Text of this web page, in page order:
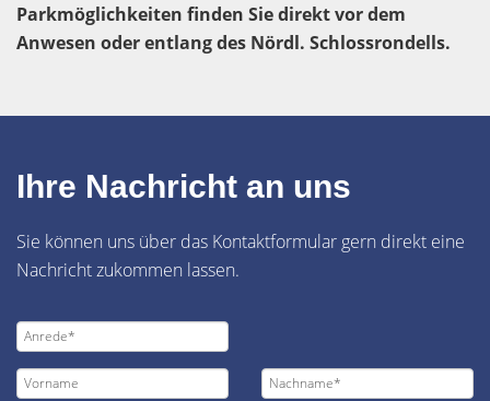
Parkmöglichkeiten finden Sie direkt vor dem
Anwesen oder entlang des Nördl. Schlossrondells.
Ihre Nachricht an uns
Sie können uns über das Kontaktformular gern direkt eine
Nachricht zukommen lassen.